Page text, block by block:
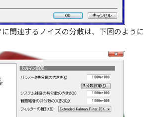
関連するノイズの分散は、下図のように